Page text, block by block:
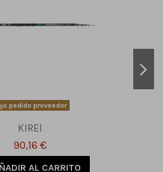
pedido proveedor
KIREI
90,16 €
AL CARRITO